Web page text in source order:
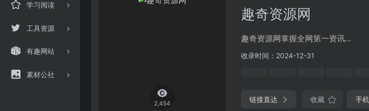
学习阅读
工具资源
有趣网站
素材公社
2,454
趣奇资源网
趣奇资源网掌握全网第一资讯...
收录时间：2024-12-31
链接直达 收藏 手